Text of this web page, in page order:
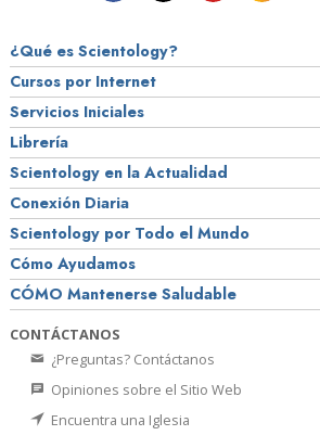
¿Qué es Scientology?
Cursos por Internet
Servicios Iniciales
Librería
Scientology en la Actualidad
Conexión Diaria
Scientology por Todo el Mundo
Cómo Ayudamos
CÓMO Mantenerse Saludable
CONTÁCTANOS
¿Preguntas? Contáctanos
Opiniones sobre el Sitio Web
Encuentra una Iglesia